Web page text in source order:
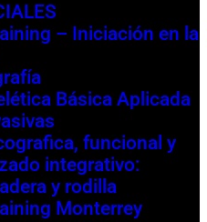
– Iniciación en la
Básica Aplicada
funcional y
integrativo:
y rodilla
Monterrey